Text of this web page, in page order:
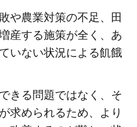
や農業対策の不足、田
産する施策が全く、あ
いない状況による飢餓
きる問題ではなく、そ
求められるため、より